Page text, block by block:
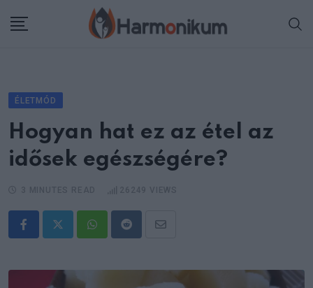
ÉLETMÓD
Hogyan hat ez az étel az
idősek egészségére?
WhatsappRedditShare
Email